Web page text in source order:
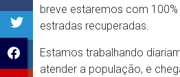
breve estaremos com
estradas recuperadas.
Estamos trabalhando
atender a população, e